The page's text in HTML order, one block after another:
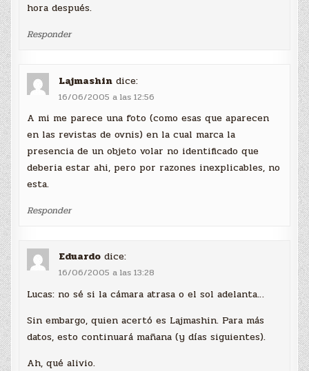
hora después.
Responder
Lajmashin dice:
16/06/2005 a las 12:56
A mi me parece una foto (como esas que aparecen
en las revistas de ovnis) en la cual marca la
presencia de un objeto volar no identificado que
deberia estar ahi, pero por razones inexplicables, no
esta.
Responder
Eduardo dice:
16/06/2005 a las 13:28
Lucas: no sé si la cámara atrasa o el sol adelanta…
Sin embargo, quien acertó es Lajmashin. Para más
datos, esto continuará mañana (y días siguientes).
Ah, qué alivio.